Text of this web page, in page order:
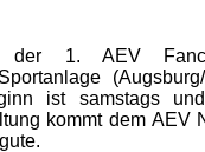
der 1. AEV
ist samstags
kommt dem AEV